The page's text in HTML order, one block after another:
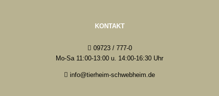
KONTAKT
09723 / 777-0
Mo-Sa 11:00-13:00 u. 14:00-16:30 Uhr
info@tierheim-schwebheim.de